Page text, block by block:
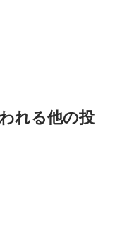
れる他の投